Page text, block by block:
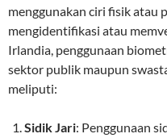
menggunakan ciri fisik atau
mengidentifikasi atau
Irlandia, penggunaan
sektor publik maupun
meliputi:
Sidik Jari: Penggunaan